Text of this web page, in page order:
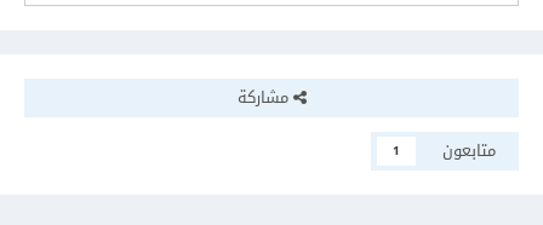
مشاركة
متابعون
1